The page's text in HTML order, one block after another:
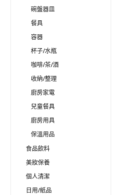
碗盤器皿
餐具
容器
杯子/水瓶
咖啡/茶/酒
收納/整理
廚房家電
兒童餐具
廚房用具
保溫用品
食品飲料
美妝保養
個人清潔
日用/紙品